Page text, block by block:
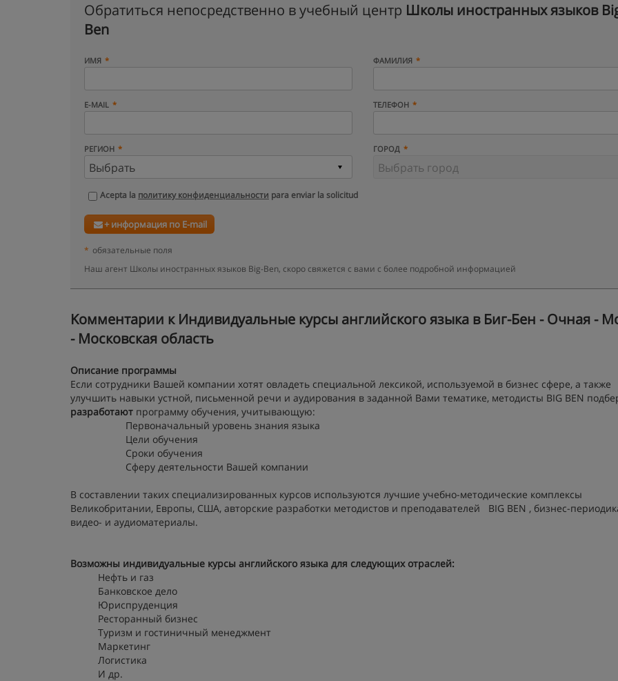
Обратиться непосредственно в учебный центр Школы иностранных языков
Ben
ИМЯ ФАМИЛИЯ
E-MAIL ТЕЛЕФОН
РЕГИОН ГОРОД
Acepta la политику конфиденциальности para enviar la solicitud
+ информация по E-mail
* обязательные поля
Наш агент Школы иностранных языков Big-Ben, скоро свяжется с вами с более подробной информацией
Kомментарии к Индивидуальные курсы английского языка в Биг-Бен - Очная -
- Московская область
Описание программы
Если сотрудники Вашей компании хотят овладеть специальной лексикой, используемой в бизнес сфере, а также
улучшить навыки устной, письменной речи и аудирования в заданной Вами тематике, методисты BIG BEN
разработают программу обучения, учитывающую:
Первоначальный уровень знания языка
Цели обучения
Сроки обучения
Сферу деятельности Вашей компании
В составлении таких специализированных курсов используются лучшие учебно-методические комплексы
Великобритании, Европы, США, авторские разработки методистов и преподавателей BIG BEN , бизнес-
видео- и аудиоматериалы.
Возможны индивидуальные курсы английского языка для следующих отраслей:
Нефть и газ
Банковское дело
Юриспруденция
Ресторанный бизнес
Туризм и гостиничный менеджмент
Маркетинг
Логистика
И др.